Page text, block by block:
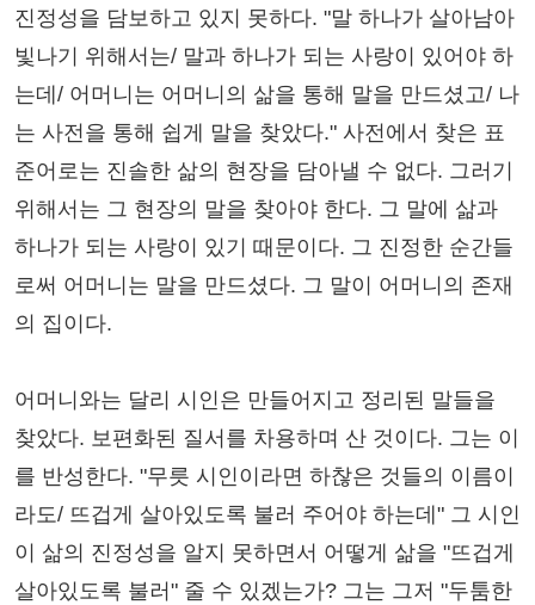
진정성을 담보하고 있지 못하다. "말 하나가 살아남아
빛나기 위해서는/ 말과 하나가 되는 사랑이 있어야 하
는데/ 어머니는 어머니의 삶을 통해 말을 만드셨고/ 나
는 사전을 통해 쉽게 말을 찾았다." 사전에서 찾은 표
준어로는 진솔한 삶의 현장을 담아낼 수 없다. 그러기
위해서는 그 현장의 말을 찾아야 한다. 그 말에 삶과
하나가 되는 사랑이 있기 때문이다. 그 진정한 순간들
로써 어머니는 말을 만드셨다. 그 말이 어머니의 존재
의 집이다.
어머니와는 달리 시인은 만들어지고 정리된 말들을
찾았다. 보편화된 질서를 차용하며 산 것이다. 그는 이
를 반성한다. "무릇 시인이라면 하찮은 것들의 이름이
라도/ 뜨겁게 살아있도록 불러 주어야 하는데" 그 시인
이 삶의 진정성을 알지 못하면서 어떻게 삶을 "뜨겁게
살아있도록 불러" 줄 수 있겠는가? 그는 그저 "두툼한